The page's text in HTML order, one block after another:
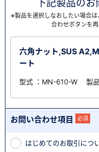
下記製品のお
※製品を選択しなおしたい場合
合わせボタンを
六角ナット,SUS
ート
型式 ：MN-610-W 製
お問い合わせ項目 必須
はじめてのお取引につ